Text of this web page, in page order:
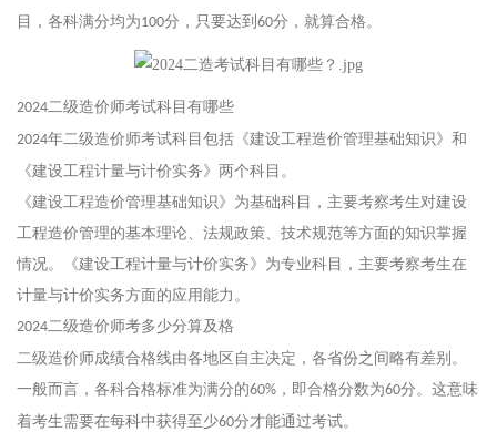
目，各科满分均为100分，只要达到 60分，就算合格。
2024二级造价师考试科目有哪些
2024年二级造价师考试科目包括《建设工程造价管理基础知识》和
《建设工程计量与计价实务》两个科目。
《建设工程造价管理基础知识》为基础科目，主要考察考生对建设
工程造价管理的基本理论、法规政策、技术规范等方面的知识掌握
情况。《建设工程计量与计价实务》为专业科目，主要考察考生在
计量与计价实务方面的应用能力。
2024二级造价师考多少分算及格
二级造价师成绩合格线由各地区自主决定，各省份之间略有差别。
一般而言，各科合格标准为满分的60% ，即合格分数为60分。这意味
着考生需要在每科中获得至少60分才能通过考试。